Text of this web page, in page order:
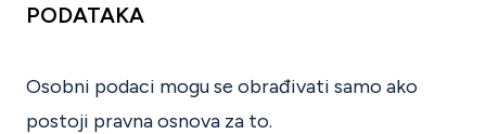
PODATAKA
Osobni podaci mogu se obrađivati samo ako
postoji pravna osnova za to.